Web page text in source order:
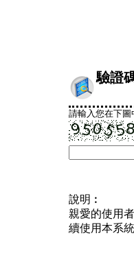
驗證
請輸入您在下
說明︰
親愛的使用
續使用本系